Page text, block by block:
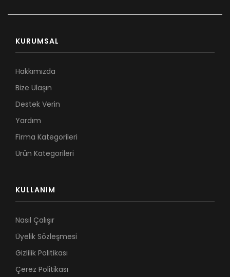
KURUMSAL
Hakkımızda
Bize Ulaşın
Destek Verin
Yardım
Firma Kategorileri
Ürün Kategorileri
KULLANIM
Nasıl Çalışır
Üyelik Sözleşmesi
Gizlilik Politikası
Çerez Politikası